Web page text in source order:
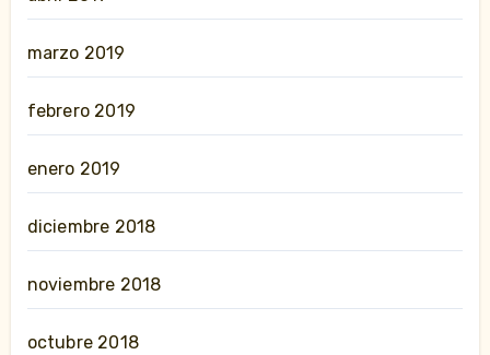
marzo 2019
febrero 2019
enero 2019
diciembre 2018
noviembre 2018
octubre 2018